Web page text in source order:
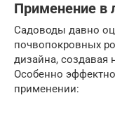
Применение в
Садоводы давно
почвопокровных
дизайна,
Особенно
применении: